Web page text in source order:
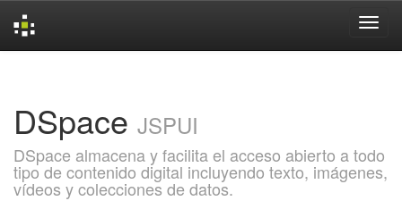
DSpace JSPUI
DSpace almacena y facilita el acceso abierto a todo
tipo de contenido digital incluyendo texto, imágenes,
vídeos y colecciones de datos.